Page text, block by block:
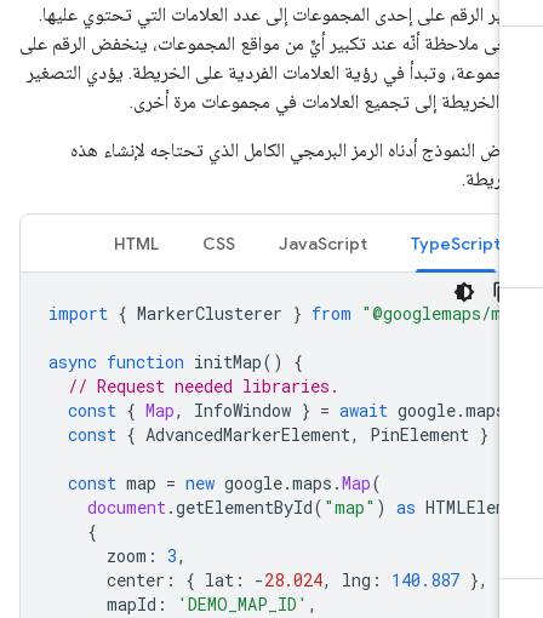
الرقم على إحدى المجموعات إلى عدد العلامات التي تحتوي عليها.
ملاحظة أنّه عند تكبير أيٍّ من مواقع المجموعات، ينخفض الرقم على
وتبدأ في رؤية العلامات الفردية على الخريطة. يؤدي التصغير
الخريطة إلى تجميع العلامات في مجموعات مرة أخرى.
النموذج أدناه الرمز البرمجي الكامل الذي تحتاجه لإنشاء هذه
TypeScript
JavaScript
CSS
HTML
import { MarkerClusterer } from "@googlemaps/
async function initMap ()
// Request needed libraries.
const
{ Map, InfoWindow = await google.maps
const
{ AdvancedMarkerElement, PinElement
const map = new google.maps.Map
document.getElementById("map") as
zoom:
center
{ lat: -28.024, lng : 140.887
},
mapId : 'DEMO_MAP_ID'